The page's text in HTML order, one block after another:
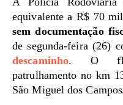
equivalente a R$ 70
sem documentação
de segunda-feira (26)
descaminho. O
patrulhamento no km
São Miguel dos